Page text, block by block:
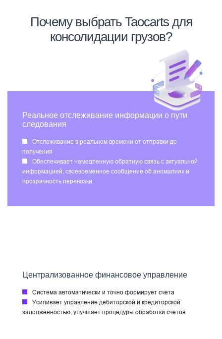
Почему выбрать Taocarts для
консолидации грузов?
Реальное отслеживание информации о пути
следования
Отслеживание в реальном времени от отправки до
получения
Обеспечивает немедленную обратную связь с актуальной
информацией, своевременное сообщение об аномалиях и
прозрачность перевозки
Централизованное финансовое управление
Система автоматически и точно формирует счета
Усиливает управление дебиторской и кредиторской
задолженностью, улучшает процедуры обработки счетов